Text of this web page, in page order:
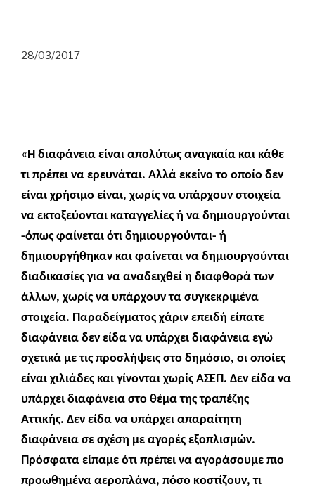
28/03/2017
«Η διαφάνεια είναι απολύτως αναγκαία και κάθε
τι πρέπει να ερευνάται. Αλλά εκείνο το οποίο δεν
είναι χρήσιμο είναι, χωρίς να υπάρχουν στοιχεία
να εκτοξεύονται καταγγελίες ή να δημιουργούνται
-όπως φαίνεται ότι δημιουργούνται- ή
δημιουργήθηκαν και φαίνεται να δημιουργούνται
διαδικασίες για να αναδειχθεί η διαφθορά των
άλλων, χωρίς να υπάρχουν τα συγκεκριμένα
στοιχεία. Παραδείγματος χάριν επειδή είπατε
διαφάνεια δεν είδα να υπάρχει διαφάνεια εγώ
σχετικά με τις προσλήψεις στο δημόσιο, οι οποίες
είναι χιλιάδες και γίνονται χωρίς ΑΣΕΠ. Δεν είδα να
υπάρχει διαφάνεια στο θέμα της τραπέζης
Αττικής. Δεν είδα να υπάρχει απαραίτητη
διαφάνεια σε σχέση με αγορές εξοπλισμών.
Πρόσφατα είπαμε ότι πρέπει να αγοράσουμε πιο
προωθημένα αεροπλάνα, πόσο κοστίζουν, τι